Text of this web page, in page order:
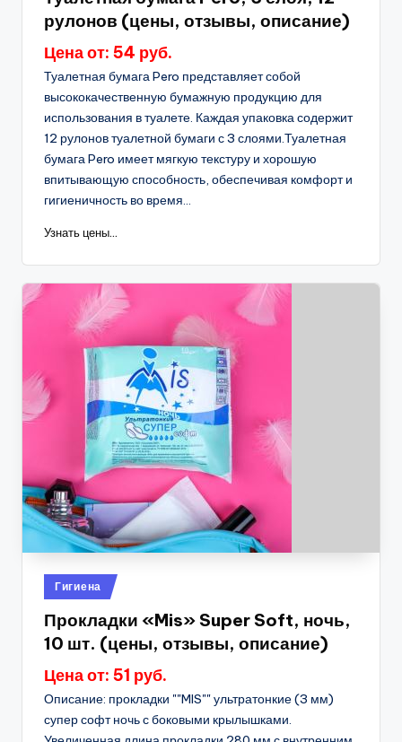
рулонов (цены, отзывы, описание)
Цена от: 54 руб.
Туалетная бумага Pero представляет собой
высококачественную бумажную продукцию для
использования в туалете. Каждая упаковка содержит
12 рулонов туалетной бумаги с 3 слоями.Туалетная
бумага Pero имеет мягкую текстуру и хорошую
впитывающую способность, обеспечивая комфорт и
гигиеничность во время...
Узнать цены...
Опубликовано
в
Гигиена
Прокладки «Mis» Super Soft, ночь,
10 шт. (цены, отзывы, описание)
Цена от: 51 руб.
Описание: прокладки ""MIS"" ультратонкие (3 мм)
супер софт ночь с боковыми крылышками.